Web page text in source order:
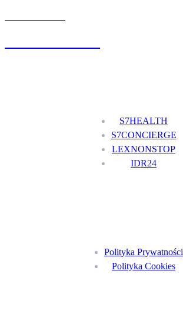
S7HEALTH
S7CONCIERGE
LEXNONSTOP
IDR24
Polityka Prywatności
Polityka Cookies